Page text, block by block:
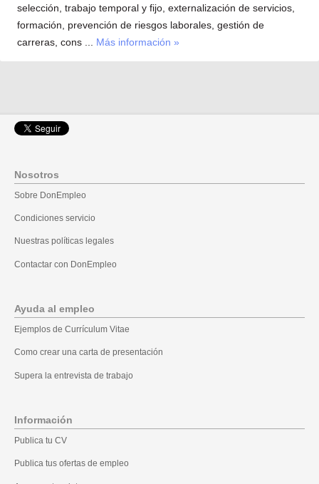
selección, trabajo temporal y fijo, externalización de servicios,
formación, prevención de riesgos laborales, gestión de
carreras, cons ... Más información »
Nosotros
Sobre DonEmpleo
Condiciones servicio
Nuestras políticas legales
Contactar con DonEmpleo
Ayuda al empleo
Ejemplos de Currículum Vitae
Como crear una carta de presentación
Supera la entrevista de trabajo
Información
Publica tu CV
Publica tus ofertas de empleo